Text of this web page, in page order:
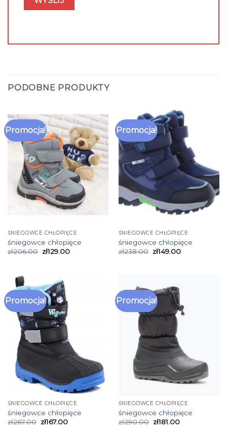
PODOBNE PRODUKTY
Promocja!
ŚNIEGOWCE CHŁOPIĘCE
śniegowce chłopięce
zł206.00 zł129.00
Promocja!
ŚNIEGOWCE CHŁOPIĘCE
śniegowce chłopięce
zł238.00 zł149.00
Promocja!
ŚNIEGOWCE CHŁOPIĘCE
śniegowce chłopięce
zł267.00 zł167.00
Promocja!
ŚNIEGOWCE CHŁOPIĘCE
śniegowce chłopięce
zł290.00 zł181.00